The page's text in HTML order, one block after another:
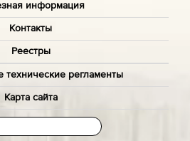
информация
Контакты
Реестры
регламенты
Карта сайта